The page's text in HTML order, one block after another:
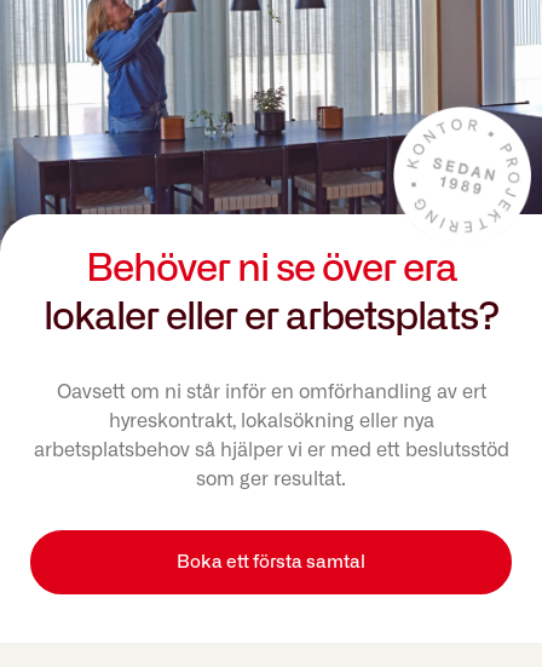
Behöver ni se över era
lokaler eller er arbetsplats?
Oavsett om ni står inför en omförhandling av ert
hyreskontrakt, lokalsökning eller nya
arbetsplatsbehov så hjälper vi er med ett beslutsstöd
som ger resultat.
Boka ett första samtal